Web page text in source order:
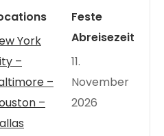
of
York
–
–
–
Feste
Abreisezeit
11.
November
2026